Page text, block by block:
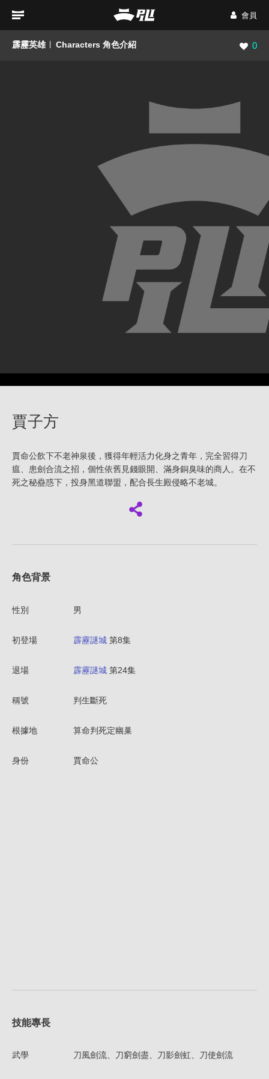
會員
霹靂英雄 Characters 角色介紹 瀏覽
0
賈子方
賈命公飲下不老神泉後，獲得年輕活力化身之青年，完全習得刀
瘟、患劍合流之招，個性依舊見錢眼開、滿身銅臭味的商人。在不
死之秘蠱惑下，投身黑道聯盟，配合長生殿侵略不老城。
角色背景
性別 男
初登場 霹靂謎城 第8集
退場 霹靂謎城 第24集
稱號 判生斷死
根據地 算命判死定幽巢
身份 賈命公
技能專長
武學 刀風劍流、刀窮劍盡、刀影劍虹、刀使劍流